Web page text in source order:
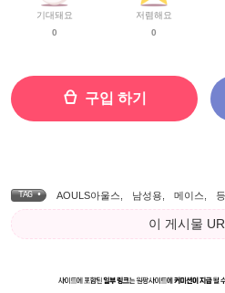
기대돼요
0
저렴해요
0
구입 하기
TAG • AOULS아울스 남성용 메이스
이 게시물